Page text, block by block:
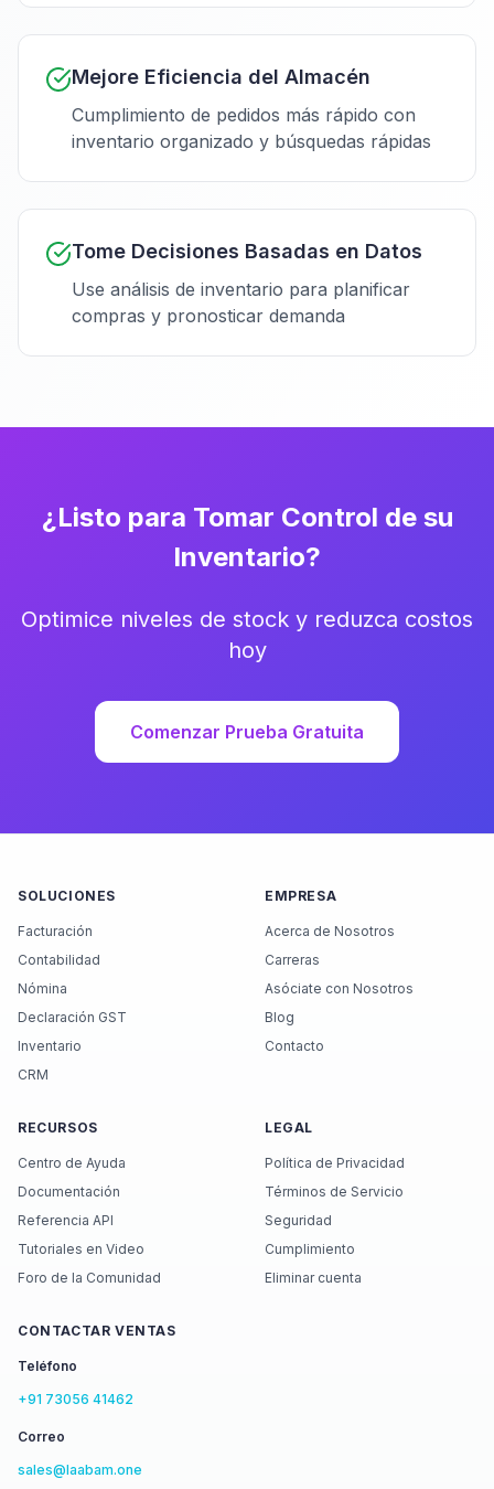
Mejore Eficiencia del Almacén
Cumplimiento de pedidos más rápido con
inventario organizado y búsquedas rápidas
Tome Decisiones Basadas en Datos
Use análisis de inventario para planificar
compras y pronosticar demanda
¿Listo para Tomar Control de su
Inventario?
Optimice niveles de stock y reduzca costos
hoy
Comenzar Prueba Gratuita
SOLUCIONES
Facturación
Contabilidad
Nómina
Declaración GST
Inventario
CRM
EMPRESA
Acerca de Nosotros
Carreras
Asóciate con Nosotros
Blog
Contacto
RECURSOS
Centro de Ayuda
Documentación
Referencia API
Tutoriales en Video
Foro de la Comunidad
LEGAL
Política de Privacidad
Términos de Servicio
Seguridad
Cumplimiento
Eliminar cuenta
CONTACTAR VENTAS
Teléfono
+91 73056 41462
Correo
sales@laabam.one